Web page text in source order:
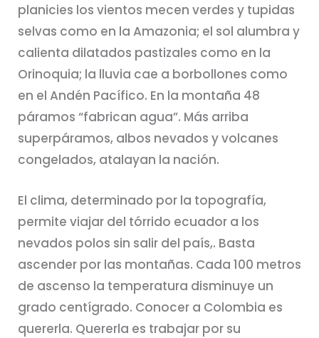
planicies los vientos mecen verdes y tupidas
selvas como en la Amazonia; el sol alumbra y
calienta dilatados pastizales como en la
Orinoquia; la lluvia cae a borbollones como
en el Andén Pacífico. En la montaña 48
páramos “fabrican agua”. Más arriba
superpáramos, albos nevados y volcanes
congelados, atalayan la nación.
El clima, determinado por la topografía,
permite viajar del tórrido ecuador a los
nevados polos sin salir del país,. Basta
ascender por las montañas. Cada 100 metros
de ascenso la temperatura disminuye un
grado centígrado. Conocer a Colombia es
quererla. Quererla es trabajar por su